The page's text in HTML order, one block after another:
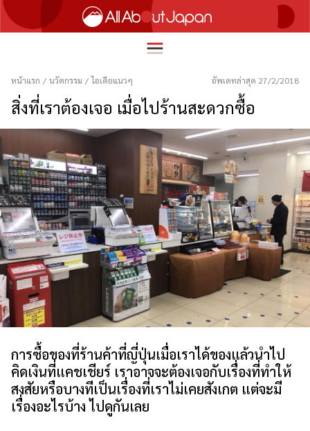
简体中文
繁體中文
ภาษาไทย
한국어
日本語
HOME
ท่องเที่ยว
อาหาร
ความบันเทิง
นวัตกรรม
ชีวิตในญี่ปุ่น
หน้าแรก / นวัตกรรม / ไอเดียแนวๆ อัพเดทล่าสุด 27/2/2018
สิ่งที่เราต้องเจอ เมื่อไปร้านสะดวกซื้อ
การซื้อของที่ร้านค้าที่ญี่ปุ่นเมื่อเราได้ของแล้วนำไป
คิดเงินที่แคชเชียร์ เราอาจจะต้องเจอกับเรื่องที่ทำให้
สงสัยหรือบางทีเป็นเรื่องที่เราไม่เคยสังเกต แต่จะมี
เรื่องอะไรบ้าง ไปดูกันเลย